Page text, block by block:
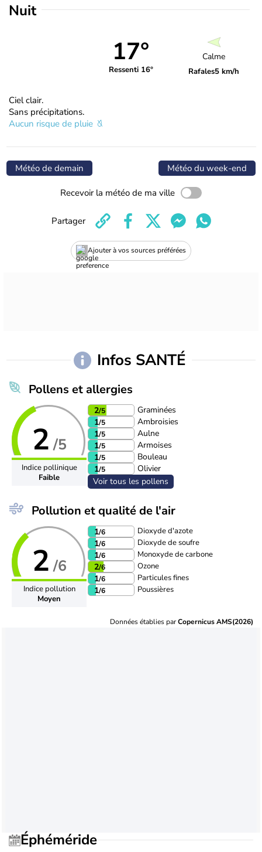
Nuit
17°
Ressenti 16°
Calme
Rafales5 km/h
Ciel clair.
Sans précipitations.
Aucun risque de pluie
Météo de demain Météo du week-end
Recevoir la météo de ma ville
Ajouter à vos sources préférées
Partager
Infos SANTÉ
Pollens et allergies
2 /5
Indice pollinique
Faible
2/5
Graminées
1/5
Ambroisies
1/5
Aulne
1/5
Armoises
1/5
Bouleau
1/5
Olivier
Voir tous les pollens
Pollution et qualité de l'air
2 /6
Indice pollution
Moyen
1/6 Dioxyde d'azote
1/6 Dioxyde de soufre
1/6 Monoxyde de carbone
2/6 Ozone
1/6 Particules fines
1/6 Poussières
Données établies parCopernicus AMS(2026)
Éphéméride